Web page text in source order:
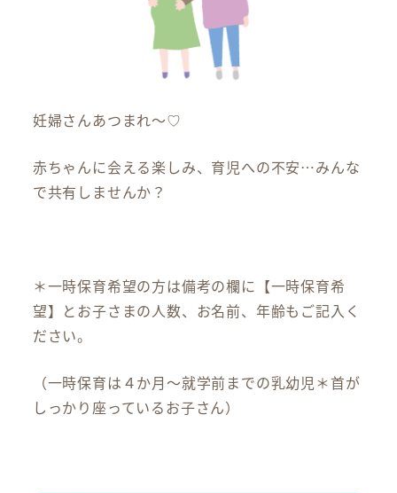
妊婦さんあつまれ～♡
赤ちゃんに会える楽しみ、育児への不安…みんな
で共有しませんか？
＊一時保育希望の方は備考の欄に【一時保育希
望】とお子さまの人数、お名前、年齢もご記入く
ださい。
（一時保育は４か月～就学前までの乳幼児＊首が
しっかり座っているお子さん）